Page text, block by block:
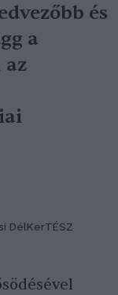
és
a
DélKerTÉSZ